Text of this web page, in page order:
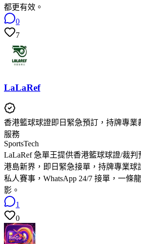
都更有效。
0
7
LaLaRef
香港籃球球證即日緊急預訂，持牌專業
服務
SportsTech
LaLaRef 急單王提供香港籃球球證/裁
港島新界，即日緊急接單，持牌專業球
私人賽事，WhatsApp 24/7 接單，一條
影。
1
0